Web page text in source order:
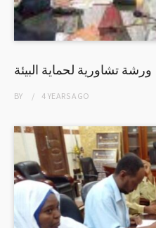
ورشة تشاورية لحماية البيئة
BY 4 YEARSAGO